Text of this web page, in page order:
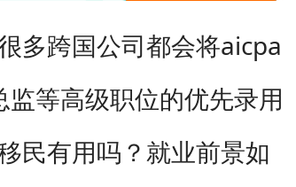
多跨国公司都会将aicpa
等高级职位的优先录用
民有用吗？就业前景如